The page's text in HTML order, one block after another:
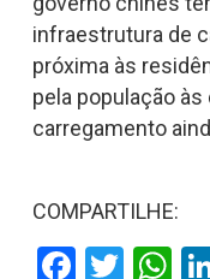
infraestrutura de
próxima às
pela população
carregamento
COMPARTILHE: